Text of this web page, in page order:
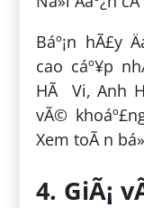
Báº¡n hÃ£y
cao cáº¥p
HÃ Vi, Anh
vÃ© khoáº£ng
Xem toÃ n
4. GiÃ¡